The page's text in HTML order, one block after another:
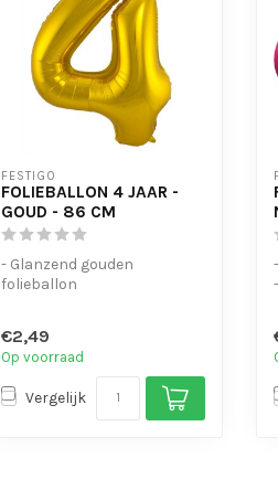
FESTIGO
FOLIEBALLON 4 JAAR -
GOUD - 86 CM
- Glanzend gouden
folieballon
- Met oogjes om ...
€2,49
Op voorraad
Vergelijk